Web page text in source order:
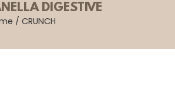
DIGESTIVE
/ CRUNCH